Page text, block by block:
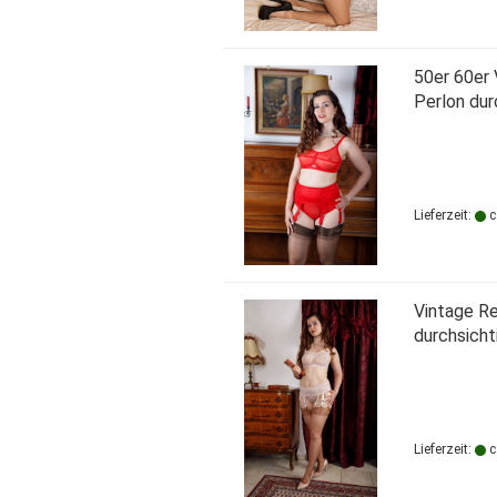
50er 60er
Per­lon
Lieferzeit:
Vin­ta­ge
Lieferzeit: